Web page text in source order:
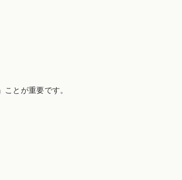
とが重要です。